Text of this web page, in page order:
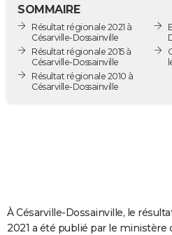
Destinations
City break
Voyage nature
Voyage de noces
Forum
Climat
GUIDES D'ACHAT
BONS PLANS
S'inscrire
Se connecter
Lycées
Collèges
Primaires
Universités
Entreprises
Service militaire
Avis de recherche
AVIS DE DÉCÈS
SOMMAIRE
Résultat régionale 2021 à
Césarville-Dossainville
Résultat régionale 2015 à
Césarville-Dossainville
Résultat régionale 2010 à
Césarville-Dossainville
À Césarville-Dossainville, le
2021 a été publié par le ministère